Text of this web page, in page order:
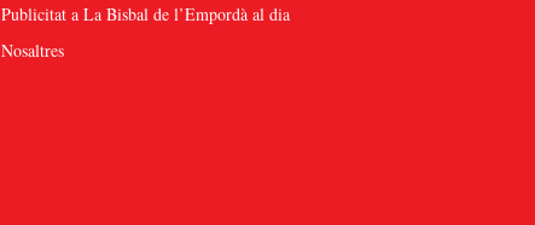
Publicitat a La Bisbal de l’Empordà al dia
Nosaltres